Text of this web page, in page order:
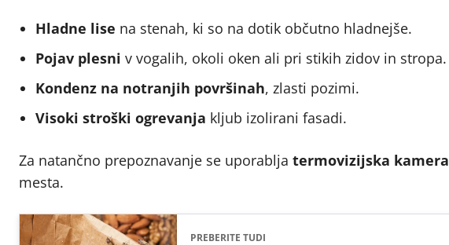
Hladne lise na stenah, ki so na dotik občutno hladnejše.
Pojav plesni v vogalih, okoli oken ali pri stikih zidov in stropa.
Kondenz na notranjih površinah, zlasti pozimi.
Visoki stroški ogrevanja kljub izolirani fasadi.
Za natančno prepoznavanje se uporablja termovizijska kamera
mesta.
PREBERITE TUDI